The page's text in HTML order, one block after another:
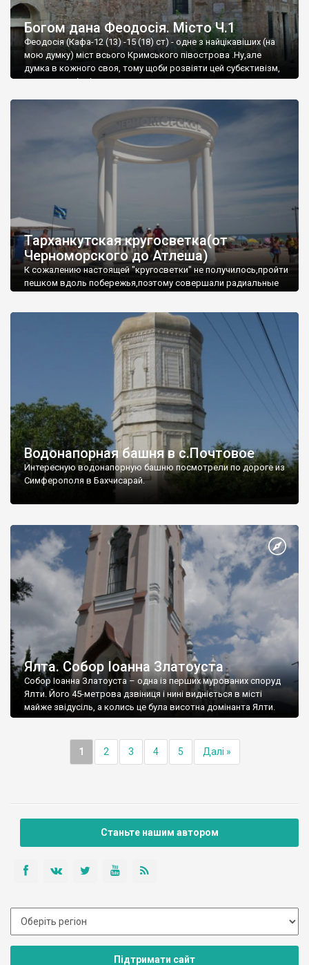
Богом дана Феодосія. Місто Ч.1
Феодосія (Кафа-12 (13) -15 (18) ст) - одне з найцікавіших (на
мою думку) міст всього Кримського півострова .Ну,але
думка в кожного своя, тому щоби розвіяти цей субєктивізм,
запрошую відвідати це
Тарханкутская кругосветка(от
Черноморского до Атлеша)
К сожалению настоящей "кругосветки" не получилось,пройти
пешком вдоль побережья,поэтому совершали радиальные
Водонапорная башня в с.Почтовое
Интересную водонапорную башню посмотрели по дороге из
Симферополя в Бахчисарай.
Ялта. Собор Іоанна Златоуста
Собор Іоанна Златоуста – одна із перших мурованих споруд
Ялти. Його 45-метрова дзвіниця і нині видніється в місті
майже звідусіль, а колись це була висотна домінанта Ялти.
1 2 3 4 5 Далі »
Станьте нашим автором
Підтримати сайт